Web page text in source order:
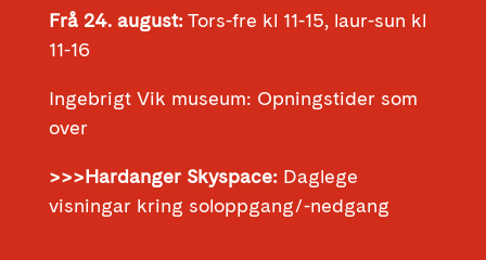
Frå 24. august:Tors-fre kl 11-15, laur-sun kl
11-16
Ingebrigt Vik museum: Opningstider som
over
>>>Hardanger Skyspace:Daglege
visningar kring soloppgang/-nedgang